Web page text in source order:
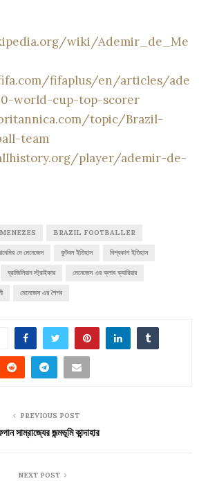
wiki/Ademir_de_Me
fifaplus/en/articles/ade
world-cup-top-scorer
topic/Brazil-
team
player/ademir-de-
BRAZIL FOOTBALLER
দে মেনেজেস ফুটবল ইতিহাস বিশ্বকাপ ইতিহাস
ব্রাজিলিয়ান স্ট্রাইকার মেনেজেস এর ক্লাব ক্যারিয়ার
মেনেজেস এর শৈশব
PREVIOUS POST
সাম্রাজ্যের জন্মভূমি কান্দাহার
NEXT POST